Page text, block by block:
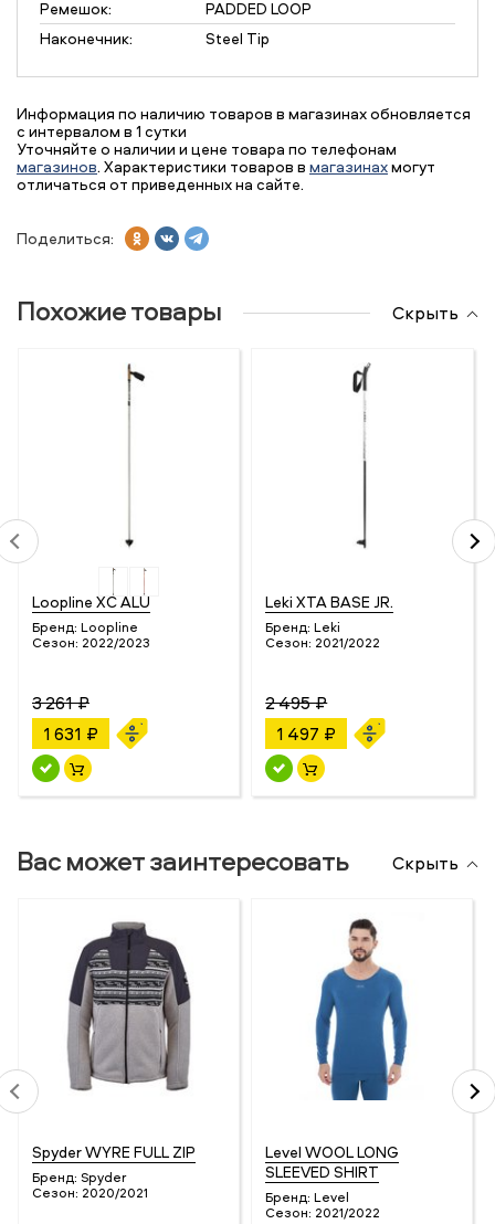
Ремешок:
PADDED LOOP
Наконечник:
Steel Tip
Информация по наличию товаров в магазинах обновляется
с интервалом в 1 сутки
Уточняйте о наличии и цене товара по телефонам
магазинов. Характеристики товаров в магазинахмогут
отличаться от приведенных на сайте.
Поделиться:
Похожие товары Скрыть
Loopline XC ALU
Бренд: Loopline
Сезон: 2022/2023
3 261 ₽
1 631 ₽
Leki XTA BASE JR.
Бренд: Leki
Сезон: 2021/2022
2 495 ₽
1 497 ₽
Вас может заинтересовать Скрыть
Spyder WYRE FULL ZIP
Бренд: Spyder
Сезон: 2020/2021
Level WOOL LONG
SLEEVED SHIRT
Бренд: Level
Сезон: 2021/2022